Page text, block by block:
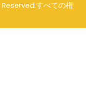
すべての権